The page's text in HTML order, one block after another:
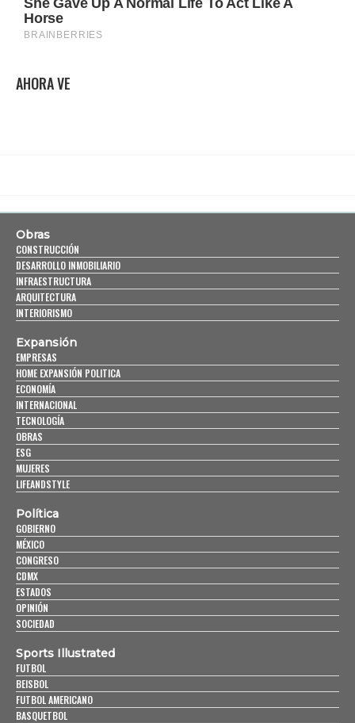
AHORA VE
Obras
CONSTRUCCIÓN
DESARROLLO INMOBILIARIO
INFRAESTRUCTURA
ARQUITECTURA
INTERIORISMO
Expansión
EMPRESAS
HOME EXPANSIÓN POLITICA
ECONOMÍA
INTERNACIONAL
TECNOLOGÍA
OBRAS
ESG
MUJERES
LIFEANDSTYLE
Política
GOBIERNO
MÉXICO
CONGRESO
CDMX
ESTADOS
OPINIÓN
SOCIEDAD
Sports Illustrated
FUTBOL
BEISBOL
FUTBOL AMERICANO
BASQUETBOL